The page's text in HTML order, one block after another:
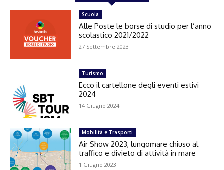
Scuola
Alle Poste le borse di studio per l’anno
scolastico 2021/2022
27 Settembre 2023
Turismo
Ecco il cartellone degli eventi estivi
2024
14 Giugno 2024
Mobilità e Trasporti
Air Show 2023, lungomare chiuso al
traffico e divieto di attività in mare
1 Giugno 2023